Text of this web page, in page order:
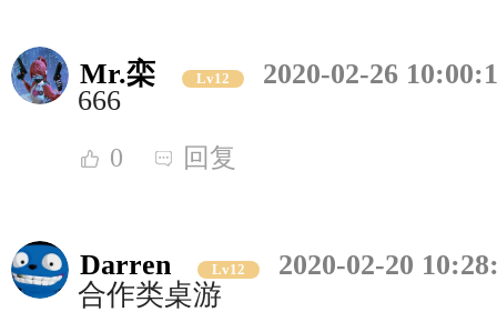
Mr.栾 Lv12
2020-02-26
666
0 回复
Darren Lv12
2020-02-20
合作类桌游